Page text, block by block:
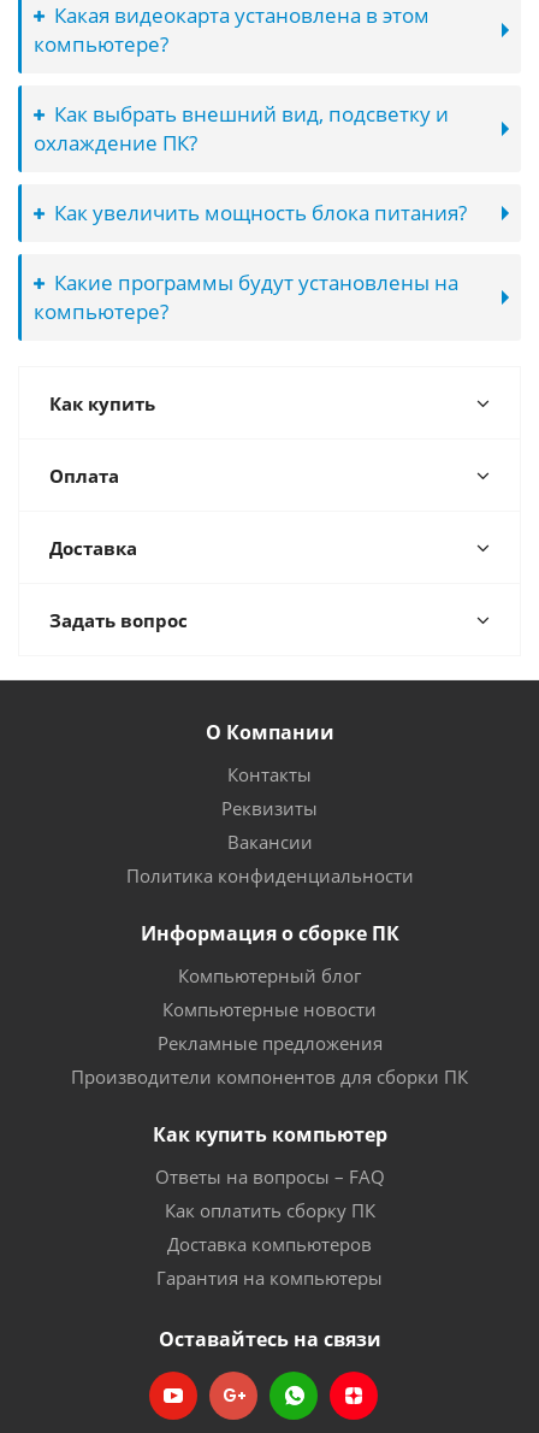
Какая видеокарта установлена в этом
компьютере?
Как выбрать внешний вид, подсветку и
охлаждение ПК?
Как увеличить мощность блока питания?
Какие программы будут установлены на
компьютере?
Как купить
Оплата
Доставка
Задать вопрос
О Компании
Контакты
Реквизиты
Вакансии
Политика конфиденциальности
Информация о сборке ПК
Компьютерный блог
Компьютерные новости
Рекламные предложения
Производители компонентов для сборки ПК
Как купить компьютер
Ответы на вопросы – FAQ
Как оплатить сборку ПК
Доставка компьютеров
Гарантия на компьютеры
Оставайтесь на связи